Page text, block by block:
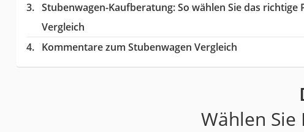
Stubenwagen-Kaufberatung: So wählen Sie das
Vergleich
Kommentare zum Stubenwagen Vergleich
Wählen